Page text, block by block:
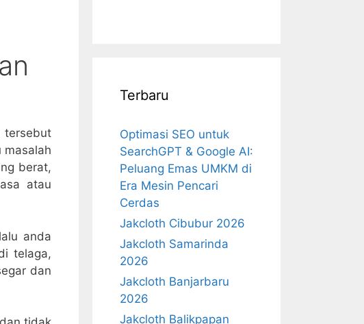
tersebut
berat,
atau
anda
telaga,
dan
Terbaru
Optimasi SEO untuk
SearchGPT & Google AI:
Peluang Emas UMKM di
Era Mesin Pencari
Cerdas
Jakcloth Cibubur 2026
Jakcloth Samarinda
2026
Jakcloth Banjarbaru
2026
Jakcloth Balikpapan